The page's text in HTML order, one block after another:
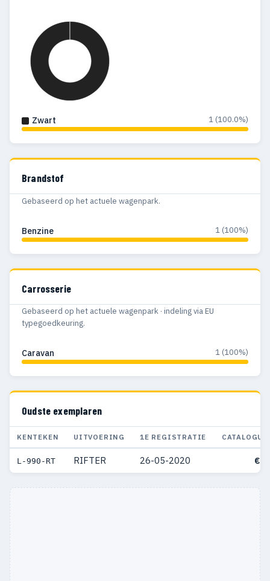
Zwart 1 (100.0%)
Brandstof
Gebaseerd op het actuele wagenpark.
Benzine 1 (100%)
Carrosserie
Gebaseerd op het actuele wagenpark · indeling via EU
typegoedkeuring.
Caravan 1 (100%)
Oudste exemplaren
KENTEKEN UITVOERING 1E REGISTRATIE
L-990-RT RIFTER 26-05-2020 €